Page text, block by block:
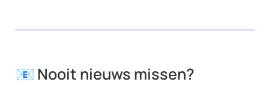
📧 Nooit nieuws missen?